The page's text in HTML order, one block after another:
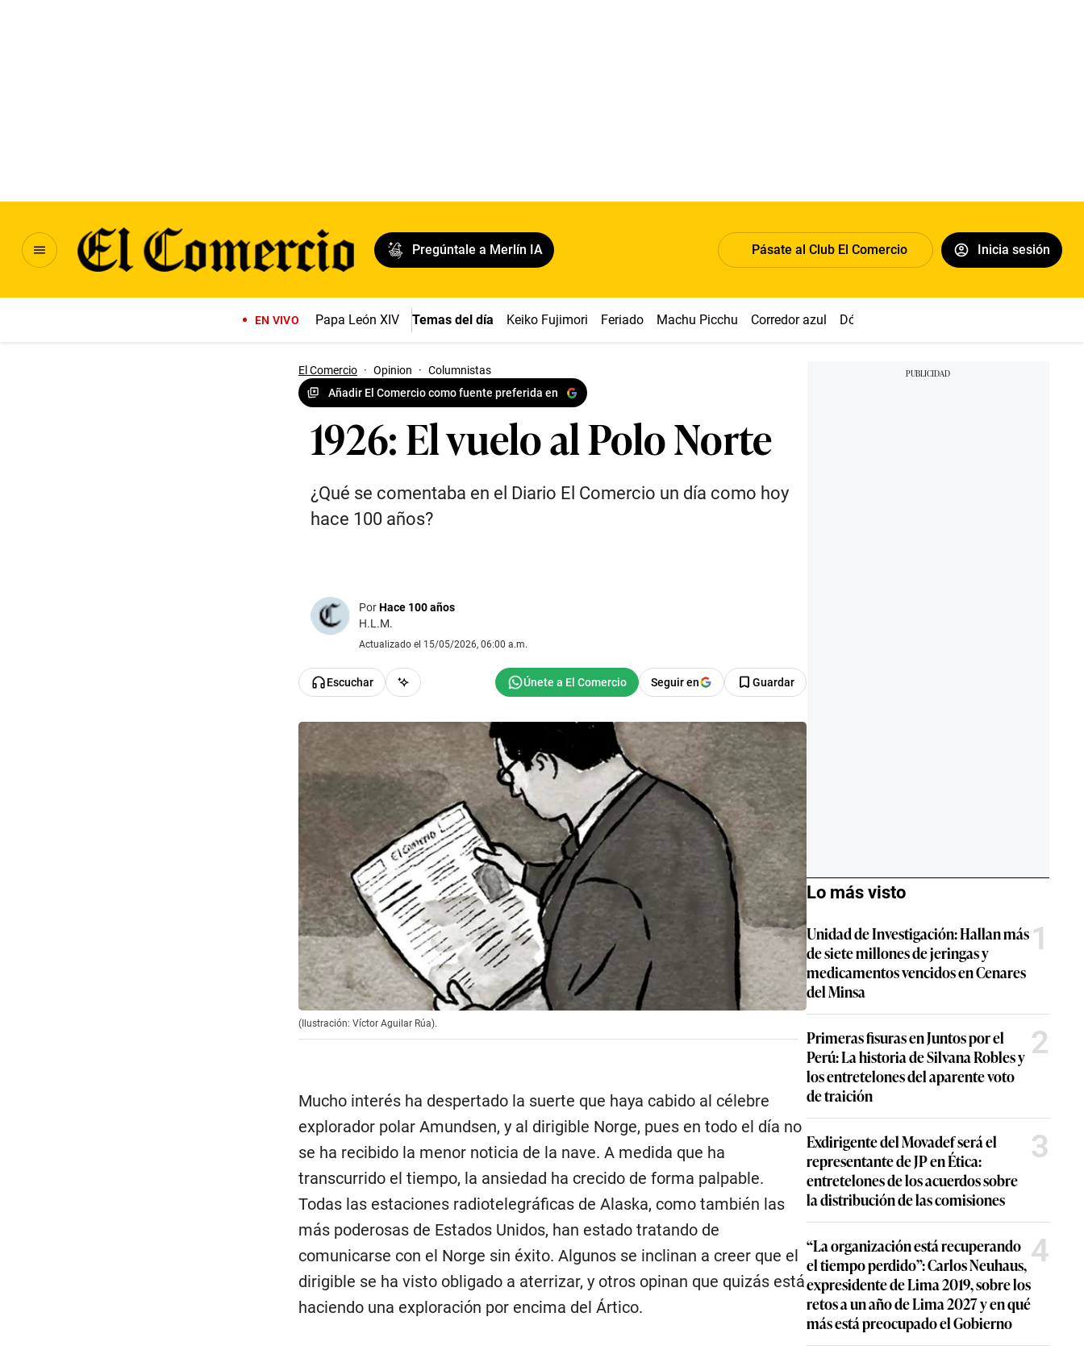
Pregúntale a Merlín IA Pásate al Club El Comercio Inicia sesión
EN VIVO Papa León XIV Temas del día Keiko Fujimori Feriado Machu Picchu Corredor azul Dólar
El Comercio · Opinion · Columnistas
Añadir El Comercio como fuente preferida en
1926: El vuelo al Polo Norte
¿Qué se comentaba en el Diario El Comercio un día como hoy
hace 100 años?
PorHace 100 años
H.L.M.
Actualizado el 15/05/2026, 06:00 a.m.
Escuchar Seguir en Guardar
(Ilustración: Víctor Aguilar Rúa).
Mucho interés ha despertado la suerte que haya cabido al célebre
explorador polar Amundsen, y al dirigible Norge, pues en todo el día no
se ha recibido la menor noticia de la nave. A medida que ha
transcurrido el tiempo, la ansiedad ha crecido de forma palpable.
Todas las estaciones radiotelegráficas de Alaska, como también las
más poderosas de Estados Unidos, han estado tratando de
comunicarse con el Norge sin éxito. Algunos se inclinan a creer que el
dirigible se ha visto obligado a aterrizar, y otros opinan que quizás está
haciendo una exploración por encima del Ártico.
Lo más visto
Unidad de Investigación: Hallan más
de siete millones de jeringas y
medicamentos vencidos en Cenares
del Minsa
1
Primeras fisuras en Juntos por el
Perú: La historia de Silvana Robles y
los entretelones del aparente voto
de traición
2
Exdirigente del Movadef será el
representante de JP en Ética:
entretelones de los acuerdos sobre
la distribución de las comisiones
3
“La organización está recuperando
el tiempo perdido”: Carlos Neuhaus,
expresidente de Lima 2019, sobre los
retos a un año de Lima 2027 y en qué
más está preocupado el Gobierno
4